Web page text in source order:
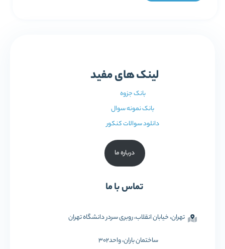
لینک های مفید
بانک جزوه
بانک نمونه سوال
دانلود سوالات کنکور
درباره ما
تماس با ما
تهران، خیابان انقلاب، روبری سردر دانشگاه تهران
ساختمان باران، واحد302